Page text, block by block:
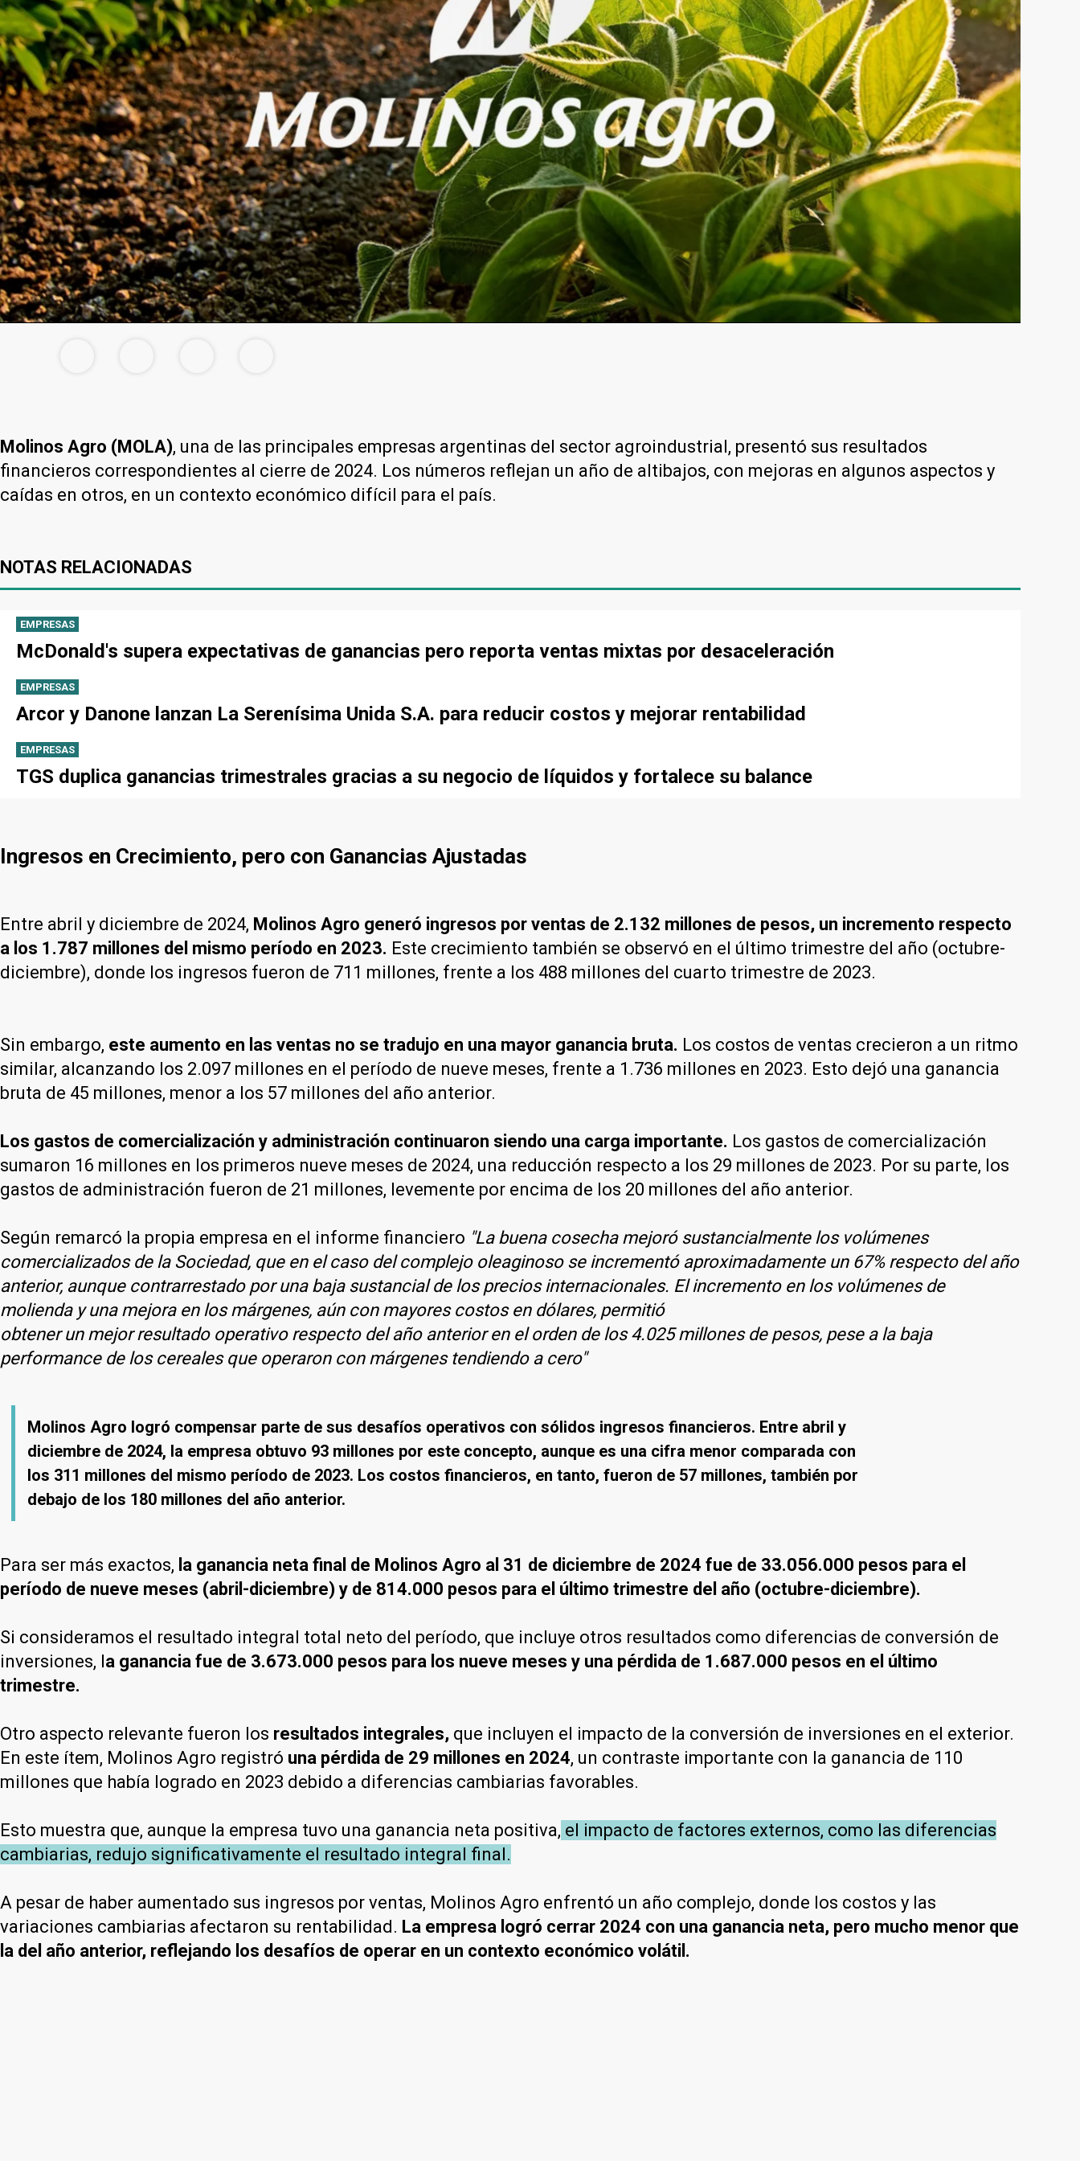
Molinos Agro (MOLA), una de las principales empresas argentinas del sector agroindustrial, presentó sus resultados
financieros correspondientes al cierre de 2024. Los números reflejan un año de altibajos, con mejoras en algunos aspectos y
caídas en otros, en un contexto económico difícil para el país.
NOTAS RELACIONADAS
EMPRESAS
McDonald's supera expectativas de ganancias pero reporta ventas mixtas por desaceleración
EMPRESAS
Arcor y Danone lanzan La Serenísima Unida S.A. para reducir costos y mejorar rentabilidad
EMPRESAS
TGS duplica ganancias trimestrales gracias a su negocio de líquidos y fortalece su balance
Ingresos en Crecimiento, pero con Ganancias Ajustadas
Entre abril y diciembre de 2024, Molinos Agro generó ingresos por ventas de 2.132 millones de pesos, un incremento respecto
a los 1.787 millones del mismo período en 2023. Este crecimiento también se observó en el último trimestre del año (octubre-
diciembre), donde los ingresos fueron de 711 millones, frente a los 488 millones del cuarto trimestre de 2023.
Sin embargo, este aumento en las ventas no se tradujo en una mayor ganancia bruta. Los costos de ventas crecieron a un ritmo
similar, alcanzando los 2.097 millones en el período de nueve meses, frente a 1.736 millones en 2023. Esto dejó una ganancia
bruta de 45 millones, menor a los 57 millones del año anterior.
Los gastos de comercialización y administración continuaron siendo una carga importante. Los gastos de comercialización
sumaron 16 millones en los primeros nueve meses de 2024, una reducción respecto a los 29 millones de 2023. Por su parte, los
gastos de administración fueron de 21 millones, levemente por encima de los 20 millones del año anterior.
Según remarcó la propia empresa en el informe financiero "La buena cosecha mejoró sustancialmente los volúmenes
comercializados de la Sociedad, que en el caso del complejo oleaginoso se incrementó aproximadamente un 67% respecto del año
anterior, aunque contrarrestado por una baja sustancial de los precios internacionales. El incremento en los volúmenes de
molienda y una mejora en los márgenes, aún con mayores costos en dólares, permitió
obtener un mejor resultado operativo respecto del año anterior en el orden de los 4.025 millones de pesos, pese a la baja
performance de los cereales que operaron con márgenes tendiendo a cero"
Molinos Agro logró compensar parte de sus desafíos operativos con sólidos ingresos financieros. Entre abril y
diciembre de 2024, la empresa obtuvo 93 millones por este concepto, aunque es una cifra menor comparada con
los 311 millones del mismo período de 2023. Los costos financieros, en tanto, fueron de 57 millones, también por
debajo de los 180 millones del año anterior.
Para ser más exactos, la ganancia neta final de Molinos Agro al 31 de diciembre de 2024 fue de 33.056.000 pesos para el
período de nueve meses (abril-diciembre) y de 814.000 pesos para el último trimestre del año (octubre-diciembre).
Si consideramos el resultado integral total neto del período, que incluye otros resultados como diferencias de conversión de
inversiones, la ganancia fue de 3.673.000 pesos para los nueve meses y una pérdida de 1.687.000 pesos en el último
trimestre.
Otro aspecto relevante fueron los resultados integrales, que incluyen el impacto de la conversión de inversiones en el exterior.
En este ítem, Molinos Agro registró una pérdida de 29 millones en 2024, un contraste importante con la ganancia de 110
millones que había logrado en 2023 debido a diferencias cambiarias favorables.
Esto muestra que, aunque la empresa tuvo una ganancia neta positiva, el impacto de factores externos, como las diferencias
cambiarias, redujo significativamente el resultado integral final.
A pesar de haber aumentado sus ingresos por ventas, Molinos Agro enfrentó un año complejo, donde los costos y las
variaciones cambiarias afectaron su rentabilidad. La empresa logró cerrar 2024 con una ganancia neta, pero mucho menor que
la del año anterior, reflejando los desafíos de operar en un contexto económico volátil.